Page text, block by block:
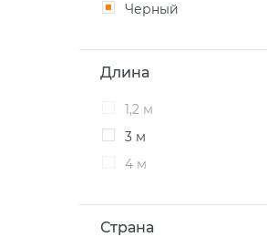
Черный
Длина
1,2 м
3 м
4 м
Страна